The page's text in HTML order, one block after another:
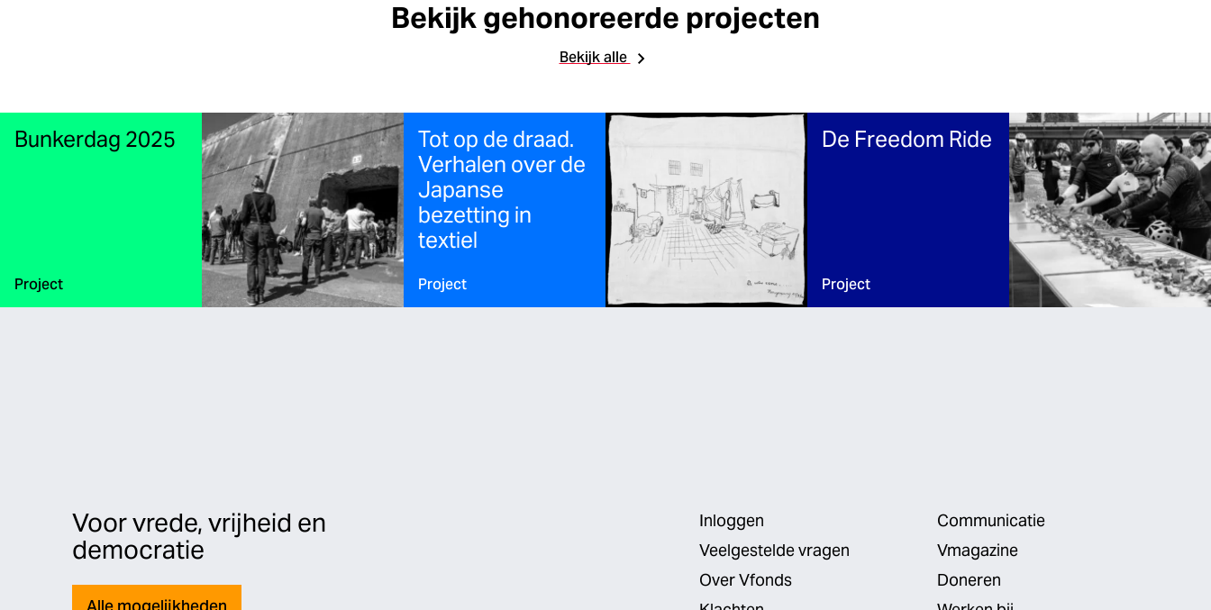
Bekijk gehonoreerde projecten
Bekijk alle
Bunkerdag 2025
Type:
Project
Tot op de draad.
Verhalen over de
Japanse
bezetting in
textiel
Type:
Project
De Freedom Ride
Type:
Project
Voor vrede, vrijheid en
democratie
Alle mogelijkheden
Inloggen
Veelgestelde vragen
Over Vfonds
Communicatie
Vmagazine
Doneren